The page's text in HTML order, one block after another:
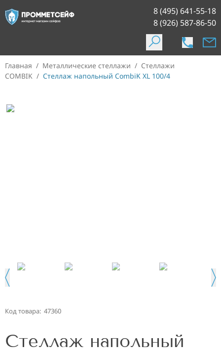
8 (495) 641-55-18
8 (926) 587-86-50
Главная / Металлические стеллажи / Стеллажи
COMBIK / Стеллаж напольный CombiK XL 100/4
Код товара: 47360
Стеллаж напольный